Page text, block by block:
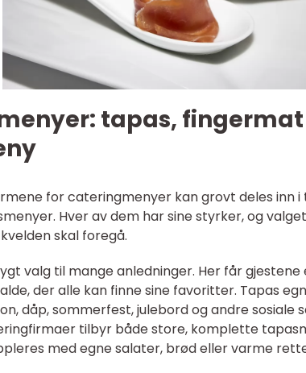
tapas,
for cateringmenyer kan grovt deles inn i
Hver av dem har sine styrker, og
skal foregå.
valg til mange anledninger. Her får
der alle kan finne sine favoritter. Tapas
dåp, sommerfest, julebord og andre
tilbyr både store, komplette
med egne salater, brød eller varme